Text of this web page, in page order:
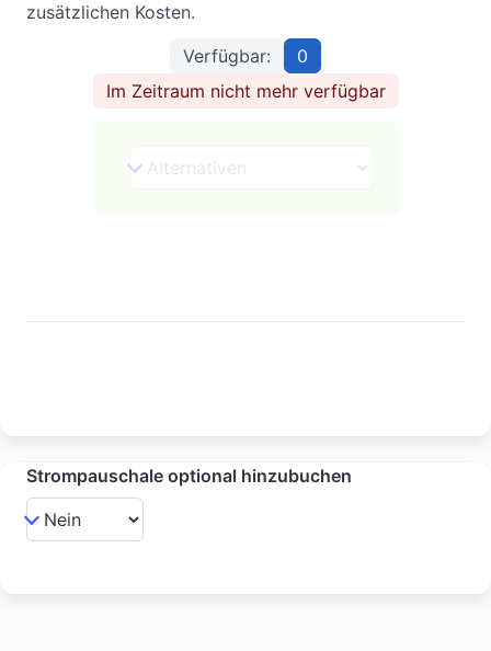
zusätzlichen Kosten.
Verfügbar:
0
Im Zeitraum nicht mehr verfügbar
Strompauschale optional hinzubuchen